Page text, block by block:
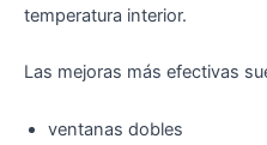
temperatura interior.
Las mejoras más efectivas
ventanas dobles